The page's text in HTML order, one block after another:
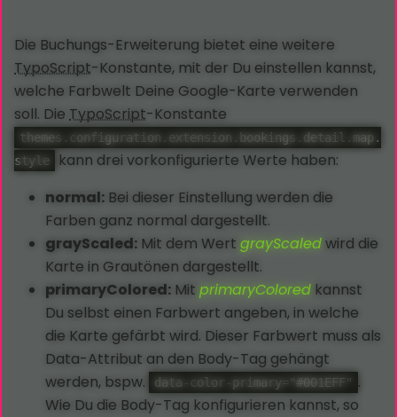
Die Buchungs-Erweiterung bietet eine weitere
TypoScript-Konstante, mit der Du einstellen kannst,
welche Farbwelt Deine Google-Karte verwenden
soll. Die TypoScript-Konstante
themes.configuration.extension.bookings.detail.map.
style
kann drei vorkonfigurierte Werte haben:
normal: Bei dieser Einstellung werden die
Farben ganz normal dargestellt.
grayScaled: Mit dem WertgrayScaledwird die
Karte in Grautönen dargestellt.
primaryColored: MitprimaryColored kannst
Du selbst einen Farbwert angeben, in welche
die Karte gefärbt wird. Dieser Farbwert muss als
Data-Attribut an den Body-Tag gehängt
werden, bspw.
data-color-primary="#001EFF" .
Wie Du die Body-Tag konfigurieren kannst, so